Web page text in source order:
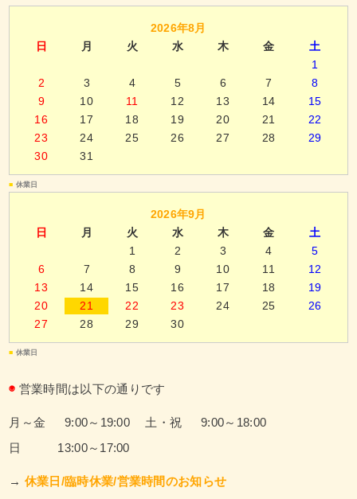
2026年8月
日
月 火 水 木 金
土
1
2
3 4 5 6 7
8
9
10 11 12 13 14
15
16
17 18 19 20 21
22
23
24 25 26 27 28
29
30
31
■ 休業日
2026年9月
日
月 火 水 木 金
土
1
2 3 4
5
6
7 8 9 10 11
12
13
14 15 16 17 18
19
20
21 22 23 24 25
26
27
28 29 30
■ 休業日
◉ 営業時間は以下の通りです
月～金 9:00～19:00
土・祝 9:00～18:00
日 13:00～17:00
→ 休業日/臨時休業/営業時間のお知らせ